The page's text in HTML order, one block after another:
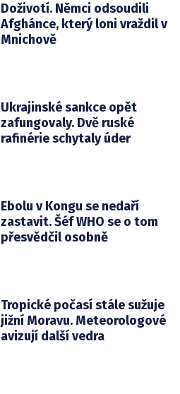
Doživotí. Němci odsoudili
Afghánce, který loni vraždil v
Mnichově
Ukrajinské sankce opět
zafungovaly. Dvě ruské
rafinérie schytaly úder
Ebolu v Kongu se nedaří
zastavit. Šéf WHO se o tom
přesvědčil osobně
Tropické počasí stále sužuje
jižní Moravu. Meteorologové
avizují další vedra